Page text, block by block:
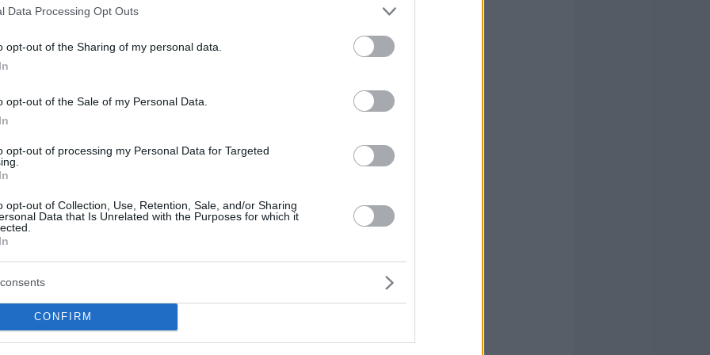
Data Processing Opt Outs
opt-out of the Sharing of my personal data.
opt-out of the Sale of my Personal Data.
opt-out of processing my Personal Data for Targeted
opt-out of Collection, Use, Retention, Sale, and/or Sharing
Data that Is Unrelated with the Purposes for which it
CONFIRM
με θαυμασμό.
του παιχνιδιού,έστω κι αν δεν ήταν
έπαιξε την πρώτη σεζόν, αλλά δεν
περίοδο ο Παπαλουκάς ανέβαινε
και συνεχίζει:
είχαμε, έβλεπα πως δεν είχε εξελιχθεί
Μου έλεγε: «Δεν μπορώ να παίζω
ξέρουμε από πριν ότι θα κερδίσουμε.
κιόλας:«Ζω για τα μεγάλα ματς.Εκεί θα
«Δώστε μου τηνΜπαρτσελόνα,
Τι να πάω να κάνω στο Κύπελλο